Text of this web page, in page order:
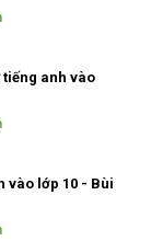
tiếng anh vào
vào lớp 10 - Bùi